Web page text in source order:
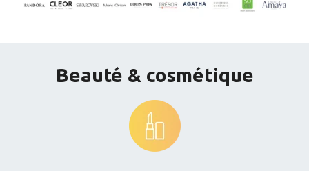
Beauté & cosmétique